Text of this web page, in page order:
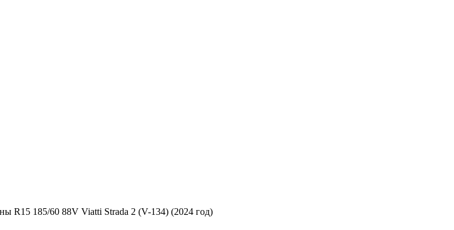
R15 185/60 88V Viatti Strada 2 (V-134) (2024 год)